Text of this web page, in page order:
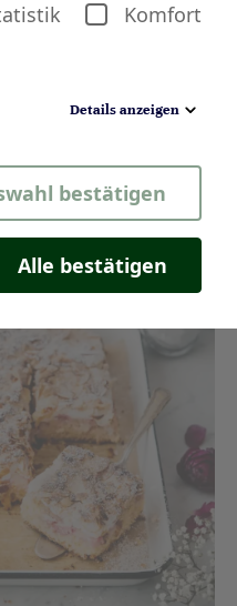
Komfort
Details anzeigen
bestätigen
Alle bestätigen